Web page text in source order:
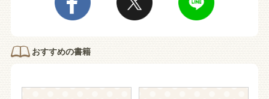
おすすめの書籍